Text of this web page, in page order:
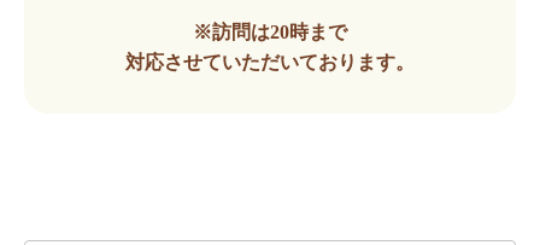
※訪問は20時まで
対応させていただいております。